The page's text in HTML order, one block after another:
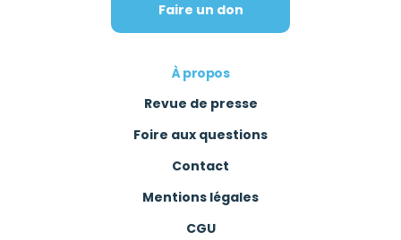
Faire un don
À propos
Revue de presse
Foire aux questions
Contact
Mentions légales
CGU